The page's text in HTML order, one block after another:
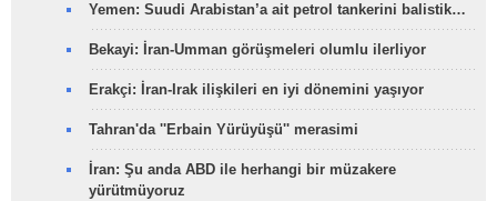
Yemen: Suudi Arabistan’a ait petrol tankerini balistik…
Bekayi: İran-Umman görüşmeleri olumlu ilerliyor
Erakçi: İran-Irak ilişkileri en iyi dönemini yaşıyor
Tahran'da ''Erbain Yürüyüşü'' merasimi
İran: Şu anda ABD ile herhangi bir müzakere
yürütmüyoruz